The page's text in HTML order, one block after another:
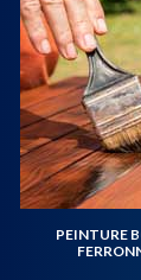
PEINTURE